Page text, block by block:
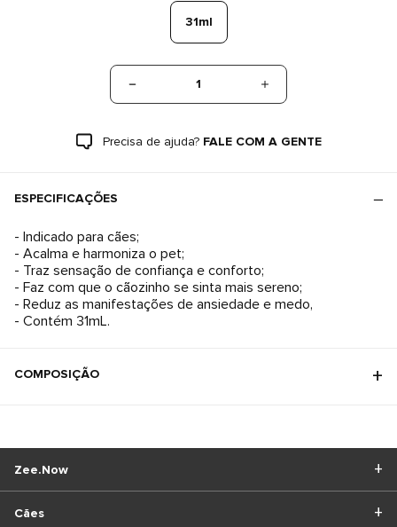
31ml
1
Precisa de ajuda? FALE COM A GENTE
ESPECIFICAÇÕES
- Indicado para cães;
- Acalma e harmoniza o pet;
- Traz sensação de confiança e conforto;
- Faz com que o cãozinho se sinta mais sereno;
- Reduz as manifestações de ansiedade e medo,
- Contém 31mL.
COMPOSIÇÃO
Cães
Zee.Now